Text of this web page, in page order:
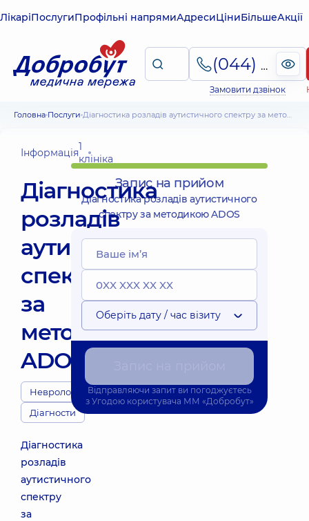
ЛікаріПослугиПрофільні напрямиАдресиЦіниБільшеАкції
(044) 495-2-888
Замовити дзвінок
Головна Послуги Діагностика розладів аутистичного спектру за методикою ADOS
Інформація1
клініка
Діагностика
розладів
аутистичного
спектру
за
методикою
ADOS
Неврологи
Діагности
Діагностика
розладів
аутистичного
спектру
за
Запис на прийом
Діагностика розладів аутистичного
спектру за методикою ADOS
Оберіть дату / час візиту
Відправляючи запит ви погоджуєтесь
з Угодою користувача ММ «Добробут»